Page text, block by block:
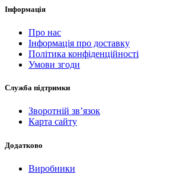
Інформація
Про нас
Інформація про доставку
Політика конфіденційності
Умови згоди
Служба підтримки
Зворотній зв’язок
Карта сайту
Додатково
Виробники